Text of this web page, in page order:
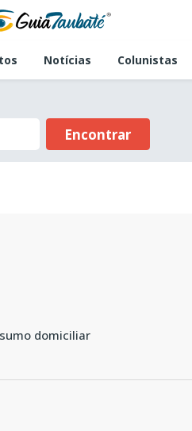
Notícias Colunistas
Encontrar
domiciliar